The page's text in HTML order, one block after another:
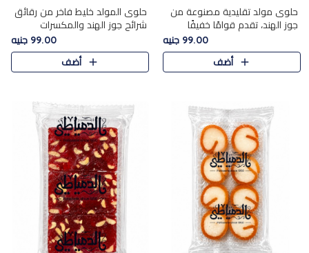
حلوى مولد تقليدية مصنوعة من
جوز الهند، تقدم قوامًا خفيفًا
ونكهة شرقية أصيلة تجسد روح
الـموسم الأعياد.
99.00 جنيه
أضف
حلوى المولد خليط فاخر من رقائق
شرائح جوز الهند والمكسرات
المحمصة، متماسك بشراب حلاوة
الكراميل الخفيفة ليمنحك قرمشة
غنية ومذاقًا شرقيًا أصيلً..
99.00 جنيه
أضف